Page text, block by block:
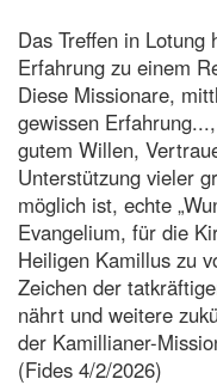
Das Treffen in
Erfahrung zu einem
Diese Missionare,
gewissen
gutem Willen,
Unterstützung vieler
möglich ist, echte
Evangelium, für die
Heiligen Kamillus zu
Zeichen der
nährt und weitere
der Kamillianer-
(Fides 4/2/2026)